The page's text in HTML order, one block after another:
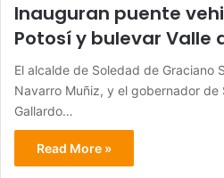
Inauguran puente
Potosí y bulevar Valle
El alcalde de Soledad de Graciano
Navarro Muñiz, y el gobernador de
Gallardo…
Read More »